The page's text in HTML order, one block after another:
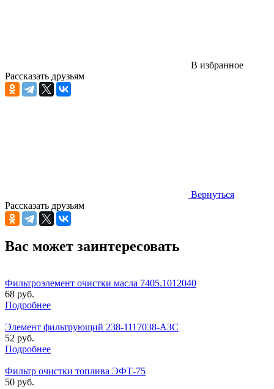
В избранное
Рассказать друзьям
Вернуться
Рассказать друзьям
Вас может заинтересовать
Фильтроэлемент очистки масла 7405.1012040
68 руб.
Подробнее
Элемент фильтрующий 238-1117038-АЗС
52 руб.
Подробнее
Фильтр очистки топлива ЭФТ-75
50 руб.